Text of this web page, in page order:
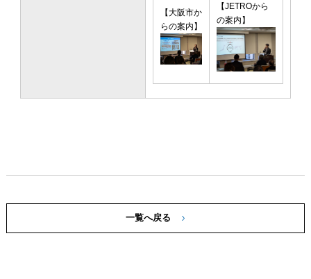
【大阪市か
らの案内】
【JETROから
の案内】
一覧へ戻る